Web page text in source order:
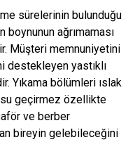
sürelerinin bulunduğu
boynunun ağrımaması
Müşteri memnuniyetini
destekleyen yastıklı
Yıkama bölümleri ıslak
geçirmez özellikte
ve berber
bireyin gelebileceğini